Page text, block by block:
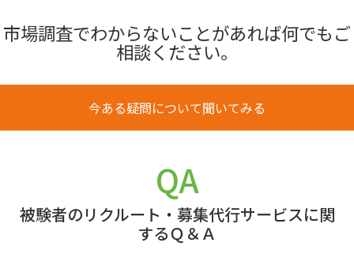
市場調査でわからないことがあれば何でもご
相談ください。
今ある疑問について聞いてみる
QA
被験者のリクルート・募集代行サービスに関
するＱ＆Ａ